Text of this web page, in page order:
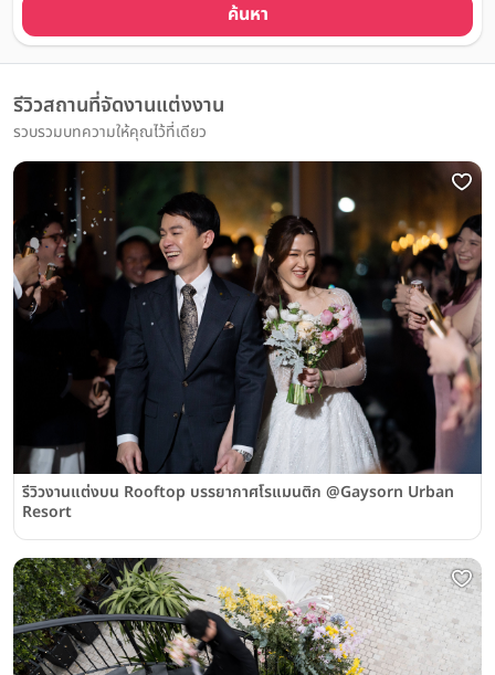
ค้นหา
รีวิวสถานที่จัดงานแต่งงาน
รวบรวมบทความให้คุณไว้ที่เดียว
รีวิวงานแต่งบน Rooftop บรรยากาศโรแมนติก @Gaysorn Urban
Resort